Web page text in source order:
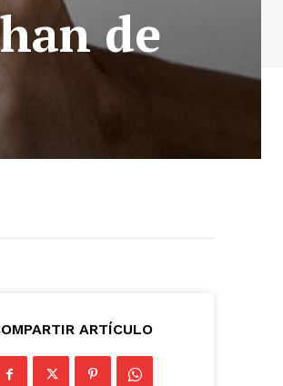
de
ARTÍCULO